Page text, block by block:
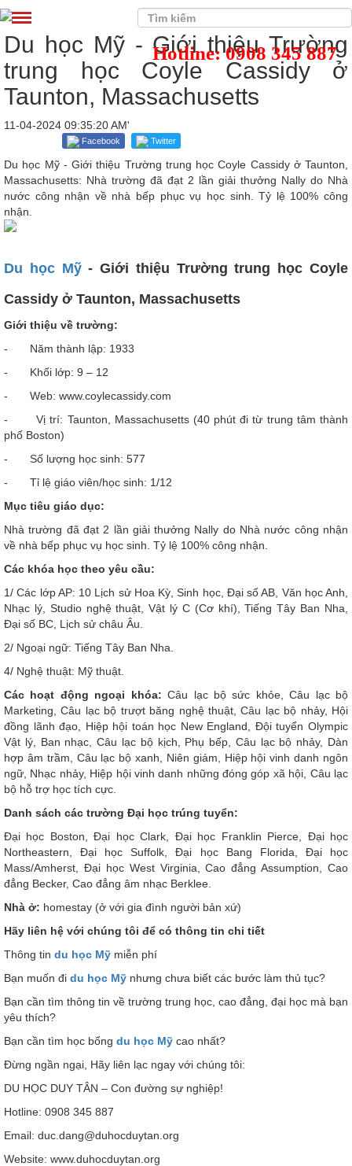
Hotline: 0908 345 887
Du học Mỹ - Giới thiệu Trường
trung học Coyle Cassidy ở
Taunton, Massachusetts
11-04-2024 09:35:20 AM'
Facebook Twitter
Du học Mỹ - Giới thiệu Trường trung học Coyle Cassidy ở Taunton,
Massachusetts: Nhà trường đã đạt 2 lần giải thưởng Nally do Nhà
nước công nhận về nhà bếp phục vụ học sinh. Tỷ lệ 100% công
nhận.
Du học Mỹ- Giới thiệu Trường trung học Coyle
Cassidy ở Taunton, Massachusetts
Giới thiệu về trường:
- Năm thành lập: 1933
- Khối lớp: 9 – 12
- Web: www.coylecassidy.com
- Vị trí: Taunton, Massachusetts (40 phút đi từ trung tâm thành
phố Boston)
- Số lượng học sinh: 577
- Tỉ lệ giáo viên/học sinh: 1/12
Mục tiêu giáo dục:
Nhà trường đã đạt 2 lần giải thưởng Nally do Nhà nước công nhận
về nhà bếp phục vụ học sinh. Tỷ lệ 100% công nhận.
Các khóa học theo yêu cầu:
1/ Các lớp AP: 10 Lịch sử Hoa Kỳ, Sinh học, Đại số AB, Văn học Anh,
Nhạc lý, Studio nghệ thuật, Vật lý C (Cơ khí), Tiếng Tây Ban Nha,
Đại số BC, Lịch sử châu Âu.
2/ Ngoại ngữ: Tiếng Tây Ban Nha.
4/ Nghệ thuật: Mỹ thuật.
Các hoạt động ngoại khóa: Câu lạc bộ sức khỏe, Câu lạc bộ
Marketing, Câu lạc bộ trượt băng nghệ thuật, Câu lạc bộ nhảy, Hội
đồng lãnh đạo, Hiệp hội toán học New England, Đội tuyển Olympic
Vật lý, Ban nhạc, Câu lạc bộ kịch, Phụ bếp, Câu lạc bộ nhảy, Dàn
hợp âm trầm, Câu lạc bộ xanh, Niên giám, Hiệp hội vinh danh ngôn
ngữ, Nhạc nhảy, Hiệp hội vinh danh những đóng góp xã hội, Câu lạc
bộ hỗ trợ học tích cực.
Danh sách các trường Đại học trúng tuyển:
Đại học Boston, Đại học Clark, Đại học Franklin Pierce, Đại học
Northeastern, Đại học Suffolk, Đại học Bang Florida, Đại học
Mass/Amherst, Đại học West Virginia, Cao đẳng Assumption, Cao
đẳng Becker, Cao đẳng âm nhạc Berklee.
Nhà ở: homestay (ở với gia đình người bản xứ)
Hãy liên hệ với chúng tôi để có thông tin chi tiết
Thông tin du học Mỹ miễn phí
Bạn muốn đi du học Mỹ nhưng chưa biết các bước làm thủ tục?
Bạn cần tìm thông tin về trường trung học, cao đẳng, đại học mà bạn
yêu thích?
Bạn cần tìm học bổng du học Mỹ cao nhất?
Đừng ngần ngại, Hãy liên lạc ngay với chúng tôi:
DU HỌC DUY TÂN – Con đường sự nghiệp!
Hotline: 0908 345 887
Email: duc.dang@duhocduytan.org
Website: www.duhocduytan.org